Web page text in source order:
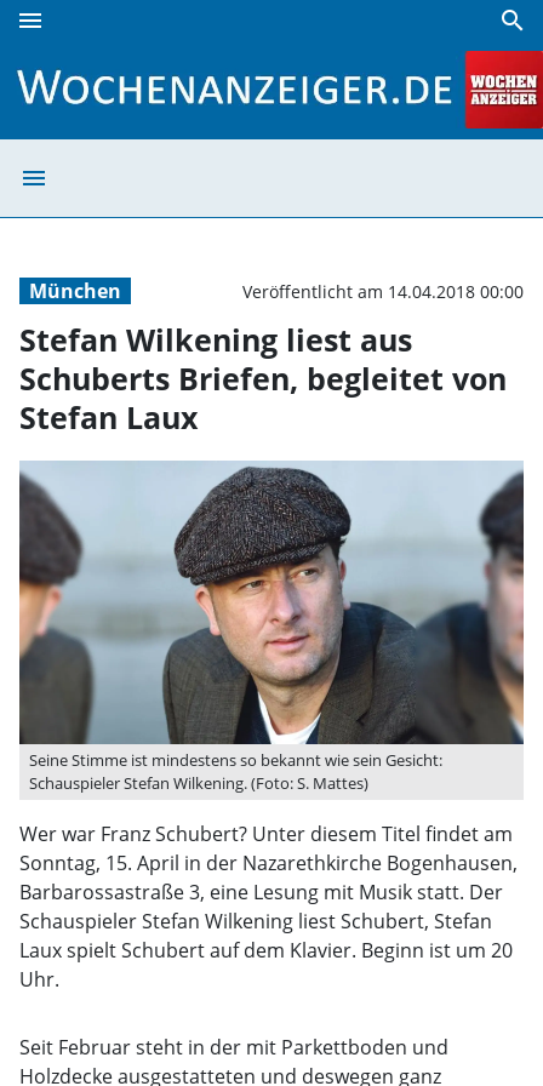
menu search
menu
München Veröffentlicht am 14.04.2018 00:00
Stefan Wilkening liest aus
Schuberts Briefen, begleitet von
Stefan Laux
Seine Stimme ist mindestens so bekannt wie sein Gesicht:
Schauspieler Stefan Wilkening. (Foto: S. Mattes)
Wer war Franz Schubert? Unter diesem Titel findet am
Sonntag, 15. April in der Nazarethkirche Bogenhausen,
Barbarossastraße 3, eine Lesung mit Musik statt. Der
Schauspieler Stefan Wilkening liest Schubert, Stefan
Laux spielt Schubert auf dem Klavier. Beginn ist um 20
Uhr.
Seit Februar steht in der mit Parkettboden und
Holzdecke ausgestatteten und deswegen ganz